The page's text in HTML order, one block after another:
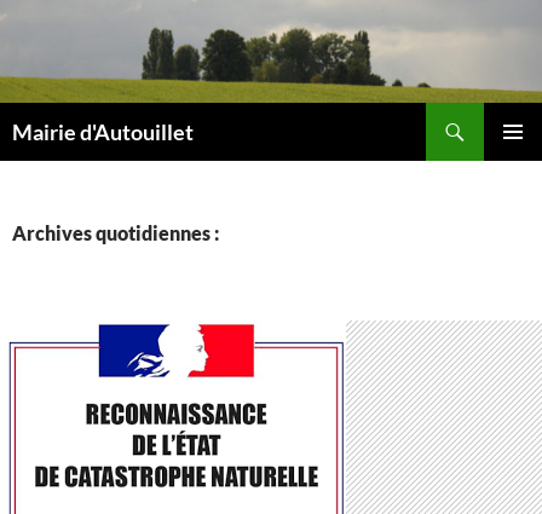
Aller
contenu
Mairie d'Autouillet
Archives quotidiennes :